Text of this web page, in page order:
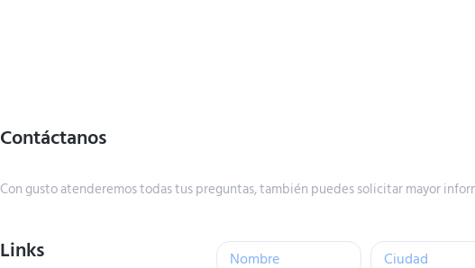
Contáctanos
Con gusto atenderemos todas tus preguntas, también puedes solicitar mayor
Links